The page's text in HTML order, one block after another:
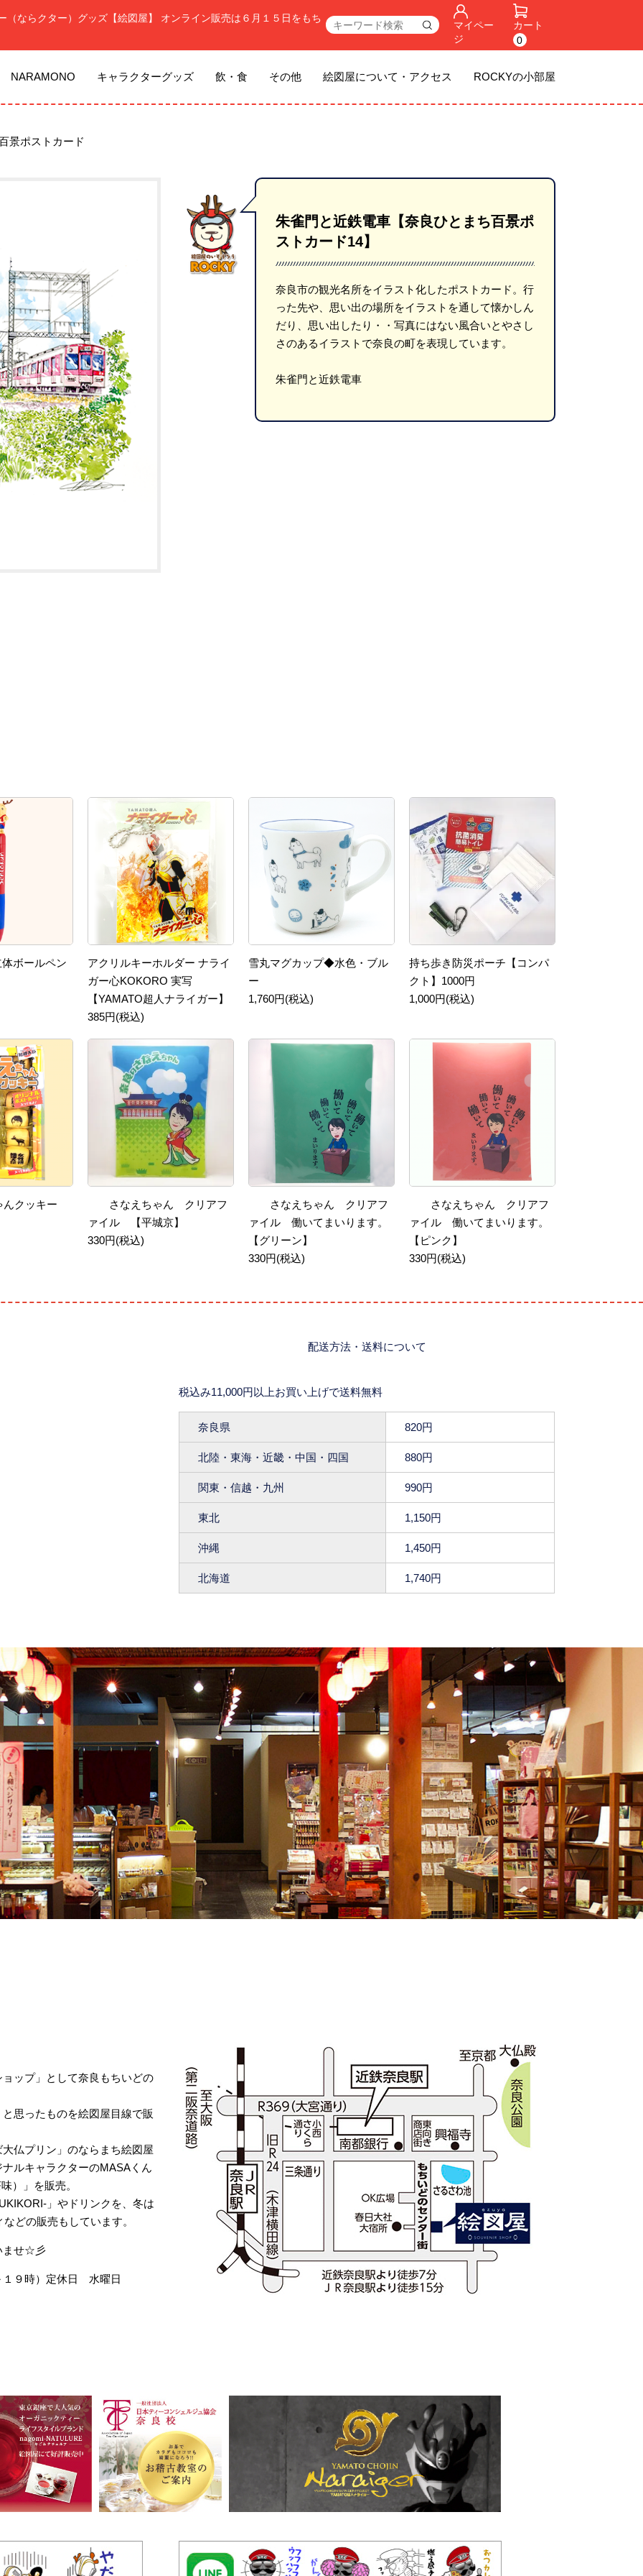
ならクター）グッズ【絵図屋】 オンライン販売は６月１５日をもち
マイペー
ジ
カート
0
NARAMONO キャラクターグッズ 飲・食 その他 絵図屋について・アクセス ROCKYの小部屋
景ポストカード
朱雀門と近鉄電車【奈良ひとまち百景ポ
ストカード14】
奈良市の観光名所をイラスト化したポストカード。行
った先や、思い出の場所をイラストを通して懐かしん
だり、思い出したり・・写真にはない風合いとやさし
さのあるイラストで奈良の町を表現しています。
朱雀門と近鉄電車
ボールペン
アクリルキーホルダー ナライ
ガー心KOKORO 実写
【YAMATO超人ナライガー】
385円(税込)
雪丸マグカップ◆水色・ブル
ー
1,760円(税込)
持ち歩き防災ポーチ【コンパ
クト】1000円
1,000円(税込)
んクッキー
さなえちゃん クリアフ
ァイル 【平城京】
330円(税込)
さなえちゃん クリアフ
ァイル 働いてまいります。
【グリーン】
330円(税込)
さなえちゃん クリアフ
ァイル 働いてまいります。
【ピンク】
330円(税込)
配送方法・送料について
税込み11,000円以上お買い上げで送料無料
奈良県 820円
北陸・東海・近畿・中国・四国 880円
関東・信越・九州 990円
東北 1,150円
沖縄 1,450円
北海道 1,740円
ップ」として奈良もちいどの
思ったものを絵図屋目線で販
仏プリン」のならまち絵図屋
ルキャラクターのMASAくん
）」を販売。
」やドリンクを、冬は
どの販売もしています。
ませ☆彡
１９時）定休日 水曜日